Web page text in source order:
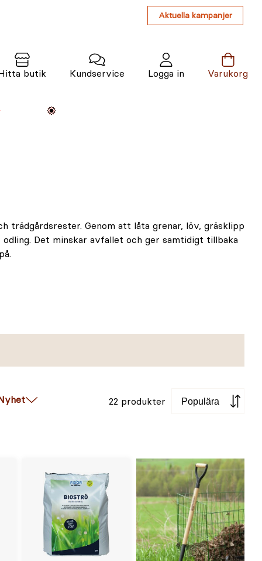
Aktuella kampanjer
butik Kundservice Logga in Varukorg
Genom att låta grenar, löv, gräsklipp
Det minskar avfallet och ger samtidigt tillbaka
Sortera
22 produkter